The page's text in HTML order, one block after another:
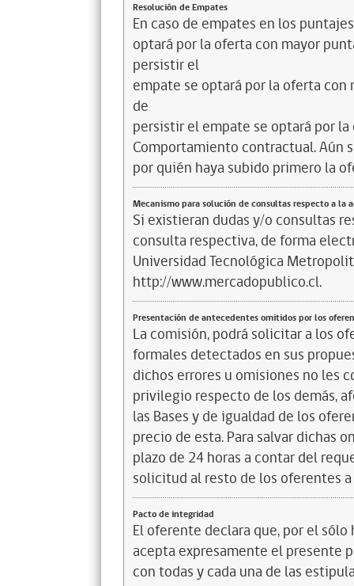
Resolución de Empates
En caso de empates en los
optará por la oferta con mayor
persistir el
empate se optará por la oferta
de
persistir el empate se optará por
Comportamiento contractual. Aún
por quién haya subido primero la
Mecanismo para solución de consultas respecto a la
Si existieran dudas y/o consultas
consulta respectiva, de forma
Universidad Tecnológica
http://www.mercadopublico.cl.
Presentación de antecedentes omitidos por los
La comisión, podrá solicitar a los
formales detectados en sus
dichos errores u omisiones no les
privilegio respecto de los demás,
las Bases y de igualdad de los
precio de esta. Para salvar dichas
plazo de 24 horas a contar del
solicitud al resto de los oferentes
Pacto de integridad
El oferente declara que, por el
acepta expresamente el presente
con todas y cada una de las